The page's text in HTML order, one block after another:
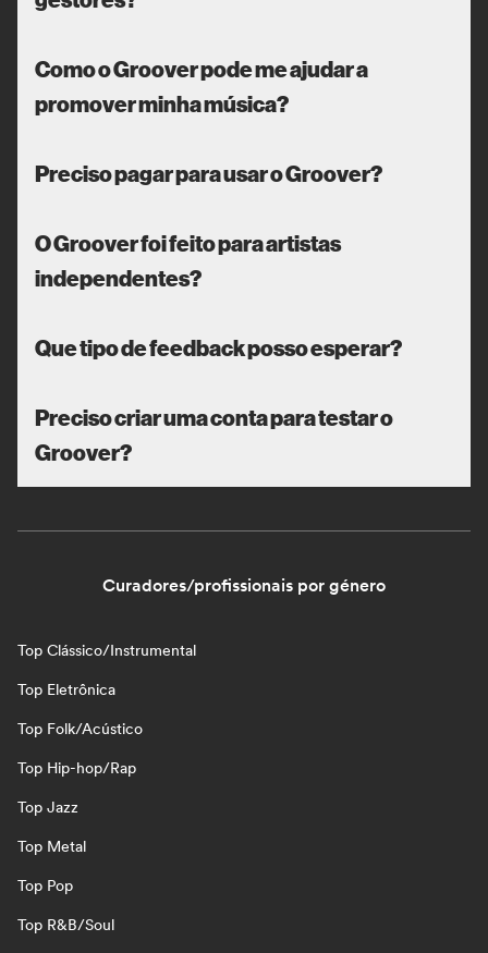
Como o Groover pode me ajudar a
promover minha música?
Preciso pagar para usar o Groover?
O Groover foi feito para artistas
independentes?
Que tipo de feedback posso esperar?
Preciso criar uma conta para testar o
Groover?
Curadores/profissionais por género
Top Clássico/Instrumental
Top Eletrônica
Top Folk/Acústico
Top Hip-hop/Rap
Top Jazz
Top Metal
Top Pop
Top R&B/Soul